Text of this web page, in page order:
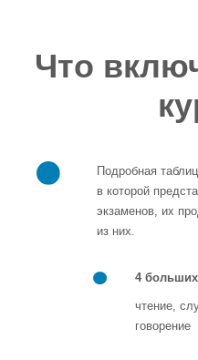
Что
Подробная
в которой
экзаменов, их
из них.
4
чтение,
говорение